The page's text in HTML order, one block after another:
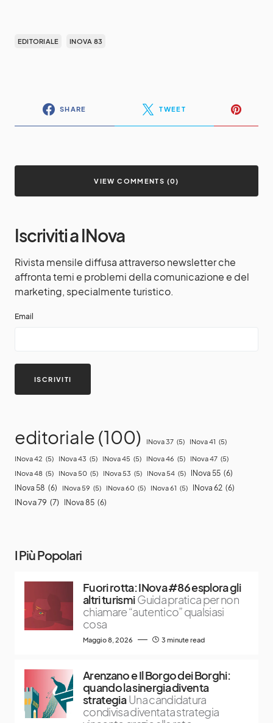
EDITORIALE INOVA 83
SHARE TWEET
VIEW COMMENTS (0)
Iscriviti a INova
Rivista mensile diffusa attraverso newsletter che
affronta temi e problemi della comunicazione e del
marketing, specialmente turistico.
Email
editoriale(100) INova 37 (5) INova 41 (5)
INova 42 (5) INova 43 (5) INova 45 (5) INova 46 (5) INova 47 (5)
INova 48 (5) INova 50 (5) INova 53 (5) INova 54 (5) INova 55 (6)
INova 58 (6) INova 59 (5) INova 60 (5) INova 61 (5) INova 62 (6)
INova 79 (7) INova 85 (6)
I Più Popolari
Fuori rotta: INova #86 esplora gli
altri turismi Guida pratica per non
chiamare “autentico” qualsiasi
cosa
Maggio 8, 2026 3 minute read
Arenzano e Il Borgo dei Borghi:
quando la sinergia diventa
strategia Una candidatura
condivisa diventata strategia